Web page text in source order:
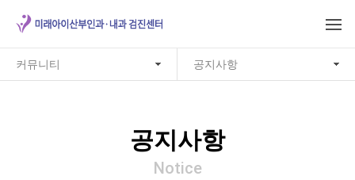
커뮤니티 공지사항
공지사항
Notice